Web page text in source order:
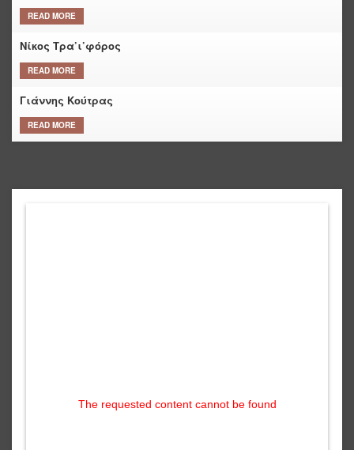
READ MORE
Νίκος Τρα’ι’φόρος
READ MORE
Γιάννης Κούτρας
READ MORE
The requested content cannot be found